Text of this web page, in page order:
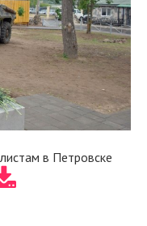
в Петровске